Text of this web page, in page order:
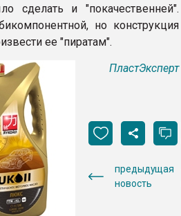
сделать и "покачественней".
но конструкция
ее "пиратам".
ПластЭксперт
предыдущая
новость